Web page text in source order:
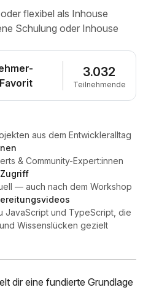
flexibel als Inhouse
Schulung oder Inhouse
3.032
Teilnehmende
aus dem Entwickleralltag
& Community-Expert:innen
— auch nach dem Workshop
JavaScript und TypeScript, die
Wissenslücken gezielt
dir eine fundierte Grundlage